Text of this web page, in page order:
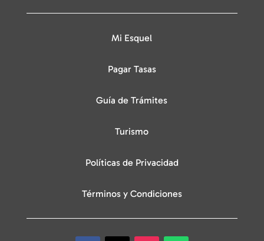
Mi Esquel
Pagar Tasas
Guía de Trámites
Turismo
Políticas de Privacidad
Términos y Condiciones